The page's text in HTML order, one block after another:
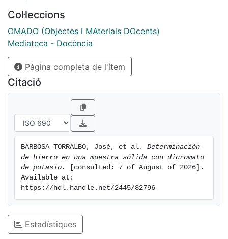
Col·leccions
OMADO (Objectes i MAterials DOcents)
Mediateca - Docència
Pàgina completa de l'ítem
Citació
BARBOSA TORRALBO, José, et al. Determinación
de hierro en una muestra sólida con dicromato
de potasio.
[consulted: 7 of August of 2026].
Available at:
https://hdl.handle.net/2445/32796
Estadístiques